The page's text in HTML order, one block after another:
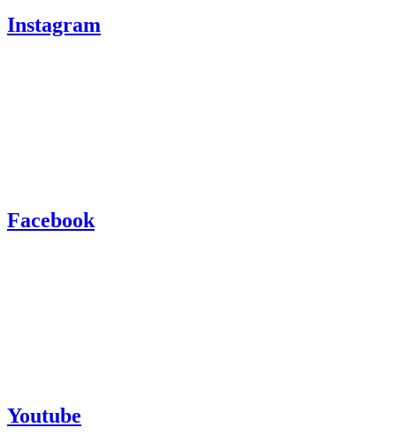
Instagram
Facebook
Youtube